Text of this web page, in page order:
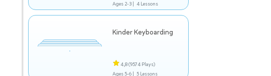
Ages 2-3 | 4 Lessons
Kinder Keyboarding
4,8(9574 Plays)
Ages 5-6 | 5 Lessons